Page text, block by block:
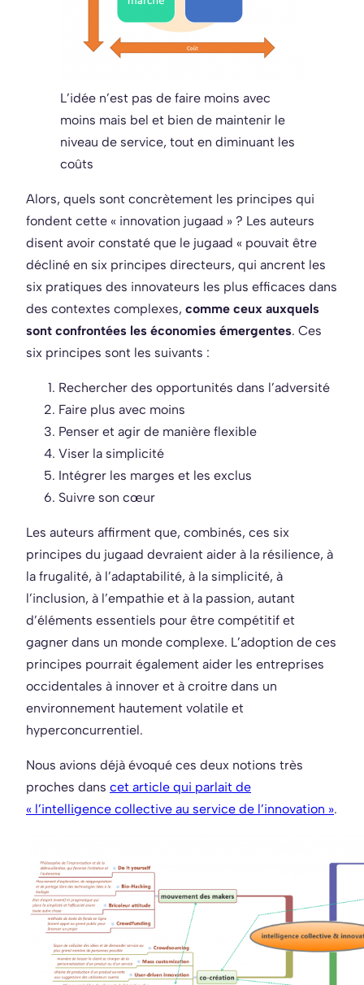
L’idée n’est pas de faire moins avec
moins mais bel et bien de maintenir le
niveau de service, tout en diminuant les
coûts
Alors, quels sont concrètement les principes qui
fondent cette « innovation jugaad » ? Les auteurs
disent avoir constaté que le jugaad « pouvait être
décliné en six principes directeurs, qui ancrent les
six pratiques des innovateurs les plus efficaces dans
des contextes complexes, comme ceux auxquels
sont confrontées les économies émergentes. Ces
six principes sont les suivants :
Rechercher des opportunités dans l’adversité
Faire plus avec moins
Penser et agir de manière flexible
Viser la simplicité
Intégrer les marges et les exclus
Suivre son cœur
Les auteurs affirment que, combinés, ces six
principes du jugaad devraient aider à la résilience, à
la frugalité, à l’adaptabilité, à la simplicité, à
l’inclusion, à l’empathie et à la passion, autant
d’éléments essentiels pour être compétitif et
gagner dans un monde complexe. L’adoption de ces
principes pourrait également aider les entreprises
occidentales à innover et à croitre dans un
environnement hautement volatile et
hyperconcurrentiel.
Nous avions déjà évoqué ces deux notions très
proches dans cet article qui parlait de
« l’intelligence collective au service de l’innovation ».